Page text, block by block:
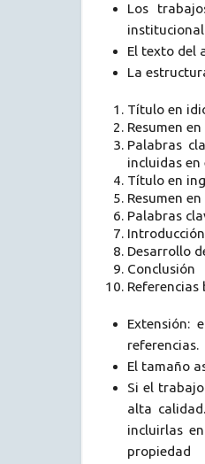
Los
El texto del
La
Título en
Resumen
Palabras
incluidas
Título en
Resumen
Palabras
Introducción
Desarrollo
Conclusión
Extensión:
referencias.
El tamaño
Si el
alta
incluirlas
propiedad